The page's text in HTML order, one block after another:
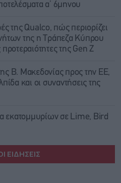
α’ 6μηνου
της Qualco, πώς περιορίζει
της η Τράπεζα Κύπρου
προτεραιότητες της Gen Z
Β. Μακεδονίας προς την ΕΕ,
και οι συναντήσεις της
εκατομμυρίων σε Lime, Bird
ΕΙΔΗΣΕΙΣ